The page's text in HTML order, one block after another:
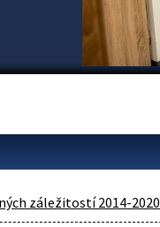
záležitostí 2014-2020